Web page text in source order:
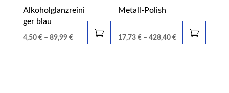
Alkoholglanzreini
ger blau
4,50 €– 89,99 €
Metall-Polish
17,73€ –428,40€